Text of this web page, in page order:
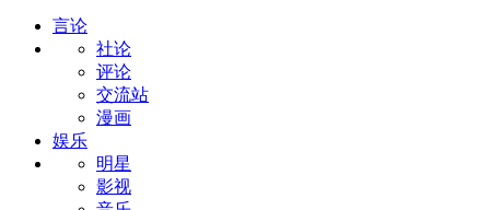
言论
社论
评论
交流站
漫画
娱乐
明星
影视